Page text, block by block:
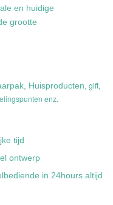
en huidige
grootte
Huisproducten, gift,
enz.
tijd
ontwerp
in 24hours altijd